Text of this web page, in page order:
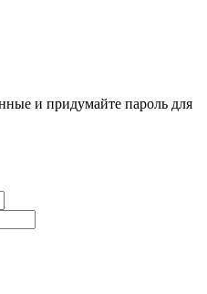
и придумайте пароль для